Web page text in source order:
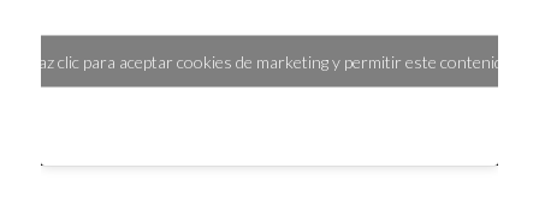
Haz clic para aceptar cookies de marketing y permitir este contenido